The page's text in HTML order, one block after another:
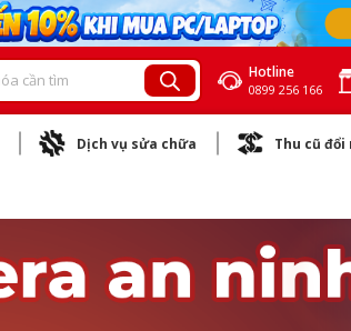
Hotline
0899 256 166
Dịch vụ sửa chữa Thu cũ đổi